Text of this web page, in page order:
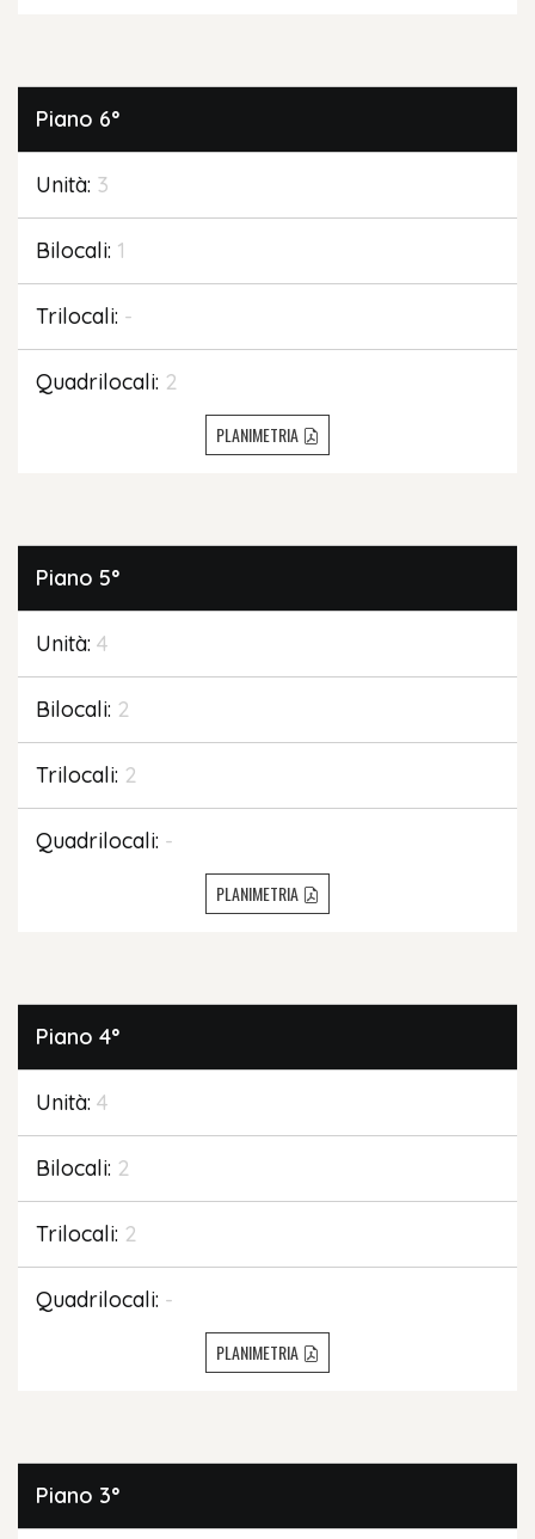
Piano 6°
Unità: 3
Bilocali: 1
Trilocali: -
Quadrilocali: 2
PLANIMETRIA
Piano 5°
Unità: 4
Bilocali: 2
Trilocali: 2
Quadrilocali: -
PLANIMETRIA
Piano 4°
Unità: 4
Bilocali: 2
Trilocali: 2
Quadrilocali: -
PLANIMETRIA
Piano 3°